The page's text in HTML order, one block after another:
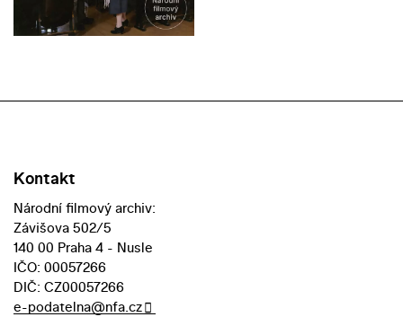
Kontakt
Národní filmový archiv:
Závišova 502/5
140 00 Praha 4 - Nusle
IČO: 00057266
DIČ: CZ00057266
e-podatelna@nfa.cz